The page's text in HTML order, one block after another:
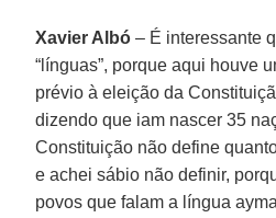
Xavier Albó – É interessante
“línguas”, porque aqui houve
prévio à eleição da
dizendo que iam nascer 35
Constituição não define
e achei sábio não definir,
povos que falam a língua